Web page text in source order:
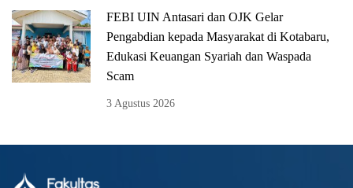
FEBI UIN Antasari dan OJK Gelar
Pengabdian kepada Masyarakat di Kotabaru,
Edukasi Keuangan Syariah dan Waspada
Scam
3 Agustus 2026